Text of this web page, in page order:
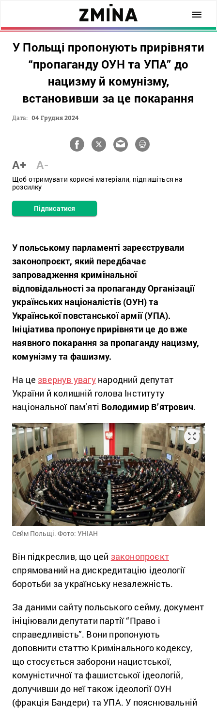
У Польщі пропонують прирівняти
“пропаганду ОУН та УПА” до
нацизму й комунізму,
встановивши за це покарання
Дата: 04 Грудня 2024
A+ A-
Щоб отримувати корисні матеріали, підпишіться на
розсилку
Підписатися
У польському парламенті зареєстрували
законопроєкт, який передбачає
запровадження кримінальної
відповідальності за пропаганду Організації
українських націоналістів (ОУН) та
Української повстанської армії (УПА).
Ініціатива пропонує прирівняти це до вже
наявного покарання за пропаганду нацизму,
комунізму та фашизму.
На цезвернув увагународний депутат
України й колишній голова Інституту
національної пам’яті Володимир В’ятрович.
Сейм Польщі. Фото: УНІАН
Він підкреслив, що цей законопроєкт
спрямований на дискредитацію ідеології
боротьби за українську незалежність.
За даними сайту польського сейму, документ
ініціювали депутати партії “Право і
справедливість”. Вони пропонують
доповнити статтю Кримінального кодексу,
що стосується заборони нацистської,
комуністичної та фашистської ідеологій,
долучивши до неї також ідеології ОУН
(фракція Бандери) та УПА. У пояснювальній